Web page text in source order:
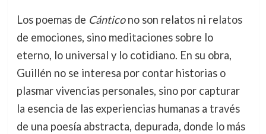
Los poemas de Cánticono son relatos ni relatos
de emociones, sino meditaciones sobre lo
eterno, lo universal y lo cotidiano. En su obra,
Guillén no se interesa por contar historias o
plasmar vivencias personales, sino por capturar
la esencia de las experiencias humanas a través
de una poesía abstracta, depurada, donde lo más